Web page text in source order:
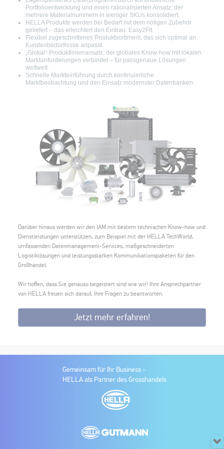
Portfolioentwicklung und einen rationalisierten Ansatz, der
mehrere Materialnummern in weniger SKUs konsolidiert.
HELLA Produkte werden bei Bedarf mit dem nötigen Zubehör
geliefert – das erleichtert den Einbau: Easy2Fit.
Flexibel zugeschnittenes Produktsortiment, das sich optimal an
Kundenbedürfnisse anpasst.
„Glokal“-Produktlinienansatz, der globales Know-how mit lokalen
Marktanforderungen verbindet – für passgenaue Lösungen
weltweit.
Schnelle Markteinführung durch kontinuierliche
Marktbeobachtung und den Einsatz modernster Datenbanken.
Darüber hinaus werden wir den IAM mit bestem technischen Know-how und
Dienstleistungen unterstützen, zum Beispiel mit der HELLA TechWorld,
umfassenden Datenmanagement-Services, maßgeschneiderten
Logistiklösungen und leistungsstarken Kommunikationspaketen für den
Großhandel.
Wir hoffen, dass Sie genauso begeistert sind wie wir! Ihre Ansprechpartner
von HELLA freuen sich darauf, Ihre Fragen zu beantworten.
Jetzt mehr erfahren!
Gemeinsam für Ihr Business -
HELLA als Partner des Grosshandels